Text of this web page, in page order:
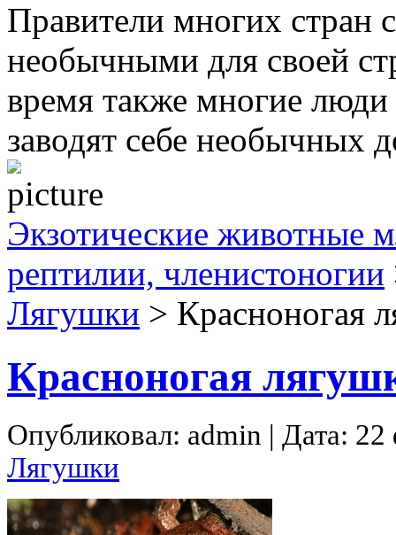
Правители многих стран
необычными для своей
время также многие люди
заводят себе
Экзотические животные
рептилии, членистоногии
Лягушки > Красноногая
Красноногая
Опубликовал: admin | Дата:
Лягушки